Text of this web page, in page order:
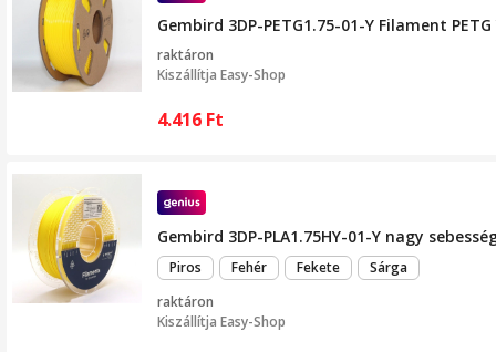
Gembird 3DP-PETG1.75-01-Y Filament
raktáron
Kiszállítja Easy-Shop
4.416 Ft
Gembird 3DP-PLA1.75HY-01-Y nagy
Piros Fehér Fekete
Sárga
raktáron
Kiszállítja Easy-Shop